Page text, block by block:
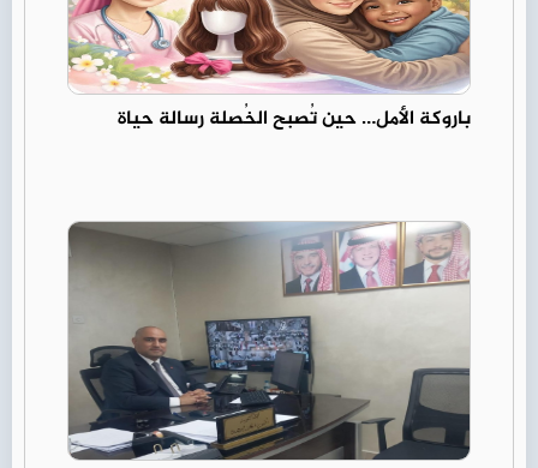
باروكة الأمل… حين تُصبح الخُصلة رسالة حياة